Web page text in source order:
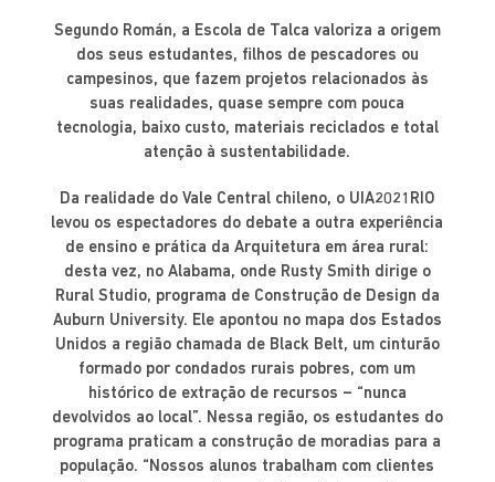
Segundo Román, a Escola de Talca valoriza a origem
dos seus estudantes, filhos de pescadores ou
campesinos, que fazem projetos relacionados às
suas realidades, quase sempre com pouca
tecnologia, baixo custo, materiais reciclados e total
atenção à sustentabilidade.
Da realidade do Vale Central chileno, o UIA2021RIO
levou os espectadores do debate a outra experiência
de ensino e prática da Arquitetura em área rural:
desta vez, no Alabama, onde Rusty Smith dirige o
Rural Studio, programa de Construção de Design da
Auburn University. Ele apontou no mapa dos Estados
Unidos a região chamada de Black Belt, um cinturão
formado por condados rurais pobres, com um
histórico de extração de recursos – “nunca
devolvidos ao local”. Nessa região, os estudantes do
programa praticam a construção de moradias para a
população. “Nossos alunos trabalham com clientes